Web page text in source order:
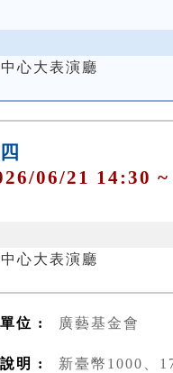
心大表演廳
06/21 14:30
心大表演廳
位 : 廣藝基金會
明 : 新臺幣1000、